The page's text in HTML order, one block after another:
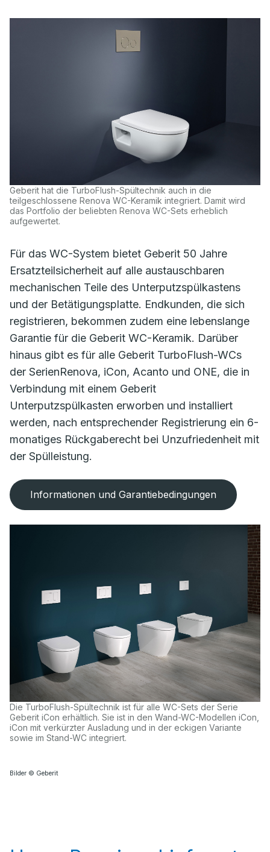
Geberit hat die TurboFlush-Spültechnik auch in die
teilgeschlossene Renova WC-Keramik integriert. Damit wird
das Portfolio der beliebten Renova WC-Sets erheblich
aufgewertet.
Für das WC-System bietet Geberit 50 Jahre
Ersatzteilsicherheit auf alle austauschbaren
mechanischen Teile des Unterputzspülkastens
und der Betätigungsplatte. Endkunden, die sich
registrieren, bekommen zudem eine lebenslange
Garantie für die Geberit WC-Keramik. Darüber
hinaus gibt es für alle Geberit TurboFlush-WCs
der SerienRenova, iCon, Acanto und ONE, die in
Verbindung mit einem Geberit
Unterputzspülkasten erworben und installiert
werden, nach entsprechender Registrierung ein 6-
monatiges Rückgaberecht bei Unzufriedenheit mit
der Spülleistung.
Informationen und Garantiebedingungen
Die TurboFlush-Spültechnik ist für alle WC-Sets der Serie
Geberit iCon erhältlich. Sie ist in den Wand-WC-Modellen iCon,
iCon mit verkürzter Ausladung und in der eckigen Variante
sowie im Stand-WC integriert.
Bilder © Geberit